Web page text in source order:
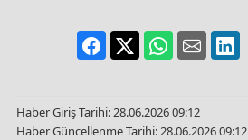
Haber Giriş Tarihi: 28.06.2026 09:12
Haber Güncellenme Tarihi: 28.06.2026 09:12